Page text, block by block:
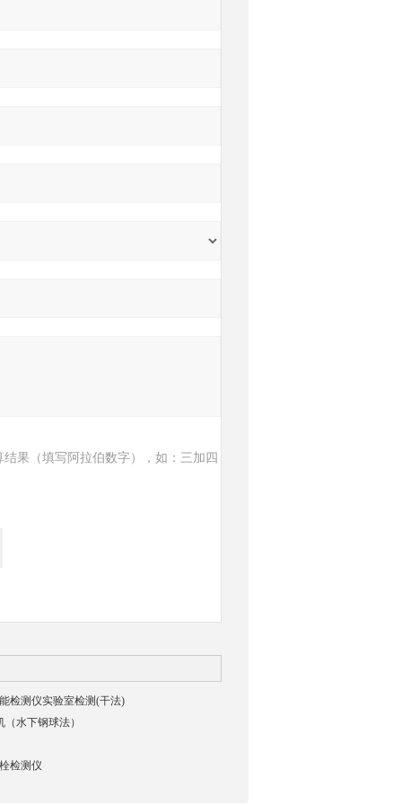
结果（填写阿拉伯数字），如：三加四
检测仪实验室检测(干法)
水下钢球法）
检测仪